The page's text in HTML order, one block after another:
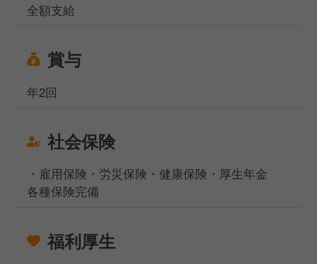
全額支給
賞与
年2回
社会保険
・雇用保険・労災保険・健康保険・厚生年金
各種保険完備
福利厚生